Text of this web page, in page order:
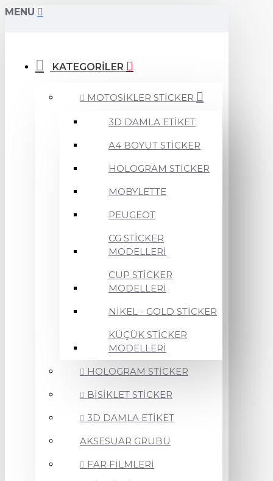
MENU
KATEGORİLER
MOTOSİKLER STİCKER
3D DAMLA ETİKET
A4 BOYUT STİCKER
HOLOGRAM STİCKER
MOBYLETTE
PEUGEOT
CG STİCKER
MODELLERİ
CUP STİCKER
MODELLERİ
NİKEL - GOLD STİCKER
KÜÇÜK STİCKER
MODELLERİ
HOLOGRAM STİCKER
BİSİKLET STİCKER
3D DAMLA ETİKET
AKSESUAR GRUBU
FAR FİLMLERİ